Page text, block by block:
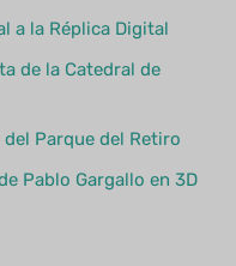
a la Réplica Digital
de la Catedral de
Parque del Retiro
Pablo Gargallo en 3D